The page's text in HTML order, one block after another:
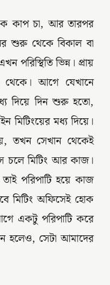
কাপ চা, আর তারপর
শুরু থেকে বিকাল বা
পরিস্থিতি ভিন্ন। প্রায়
থেকে। আগে যেখানে
দিয়ে দিন শুরু হতো,
মধ্য দিয়ে।
তখন সেখান থেকেই
চলে মিটিং আর কাজ।
পরিপাটি হয়ে কাজ
মিটিং অফিসেই হোক
একটু পরিপাটি করে
হলেও, সেটা আমাদের